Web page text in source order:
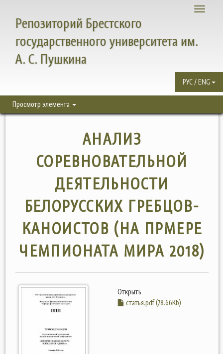
Toggle
Репозиторий Брестского
государственного университета им.
А. С. Пушкина
РУС / ENG
Просмотр элемента
АНАЛИЗ
СОРЕВНОВАТЕЛЬНОЙ
ДЕЯТЕЛЬНОСТИ
БЕЛОРУССКИХ ГРЕБЦОВ-
КАНОИСТОВ (НА ПРМЕРЕ
ЧЕМПИОНАТА МИРА 2018)
Открыть
статья.pdf (78.66Kb)